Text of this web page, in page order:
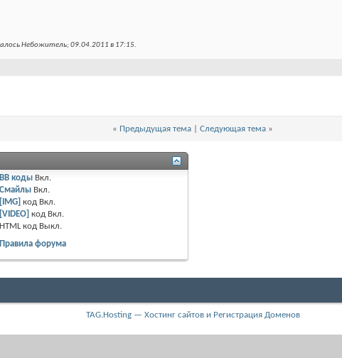
Небожитель; 09.04.2011 в 17:15.
« Предыдущая тема Следующая тема »
BB коды Вкл.
Смайлы Вкл.
[IMG] код Вкл.
[VIDEO] код Вкл.
HTML код Выкл.
Правила форума
TAG.Hosting — Хостинг сайтов и Регистрация Доменов